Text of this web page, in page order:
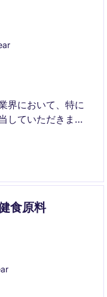
界において、特に
していただきま
目指します。
食原料